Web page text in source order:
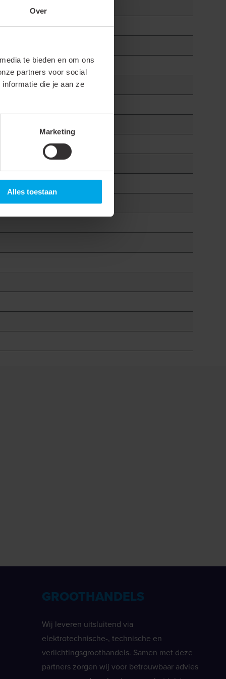
Over
te bieden en om ons
partners voor social
die je aan ze
Marketing
Alles toestaan
GROOTHANDELS
Wij leveren uitsluitend via
elektrotechnische-, technische en
verlichtingsgroothandels. Samen met deze
partners zorgen wij voor betrouwbaar advies